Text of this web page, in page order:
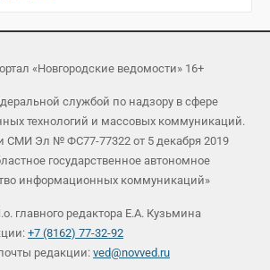
«Новгородские ведомости» 16+
службой по надзору в сфере
технологий и массовых коммуникаций.
СМИ Эл № ФС77-77322 от 5 декабря 2019
государственное автономное
информационных коммуникаций»
главного редактора Е.А. Кузьмина
+7 (8162) 77-32-92
редакции: ved@novved.ru